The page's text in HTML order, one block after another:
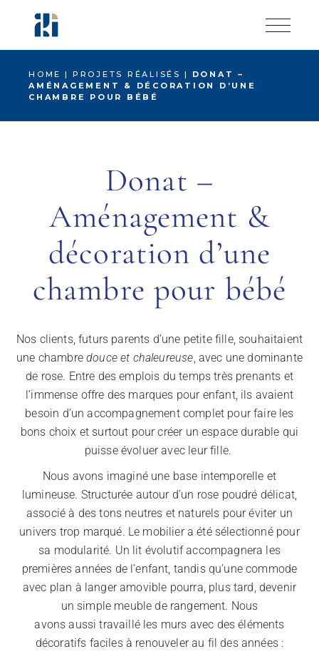
content
HOME PROJETS RÉALISÉS
DONAT –
AMÉNAGEMENT & DÉCORATION D’UNE
CHAMBRE POUR BÉBÉ
Donat –
Aménagement &
décoration d’une
chambre pour bébé
Nos clients, futurs parents d’une petite fille, souhaitaient
une chambredouce et chaleureuse, avec une dominante
de rose. Entre des emplois du temps très prenants et
l’immense offre des marques pour enfant, ils avaient
besoin d’un accompagnement complet pour faire les
bons choix et surtout pour créer un espace durable qui
puisse évoluer avec leur fille.
Nous avons imaginé une base intemporelle et
lumineuse. Structurée autour d’un rose poudré délicat,
associé à des tons neutres et naturels pour éviter un
univers trop marqué. Le mobilier a été sélectionné pour
sa modularité. Un lit évolutif accompagnera les
premières années de l’enfant, tandis qu’une commode
avec plan à langer amovible pourra, plus tard, devenir
un simple meuble de rangement. Nous
avons aussi travaillé les murs avec des éléments
décoratifs faciles à renouveler au fil des années :